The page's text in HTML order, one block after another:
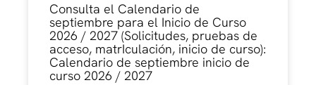
Consulta el Calendario de
septiembre para el Inicio de Curso
2026 / 2027 (Solicitudes, pruebas de
acceso, matrIculación, inicio de curso):
Calendario de septiembre inicio de
curso 2026 / 2027